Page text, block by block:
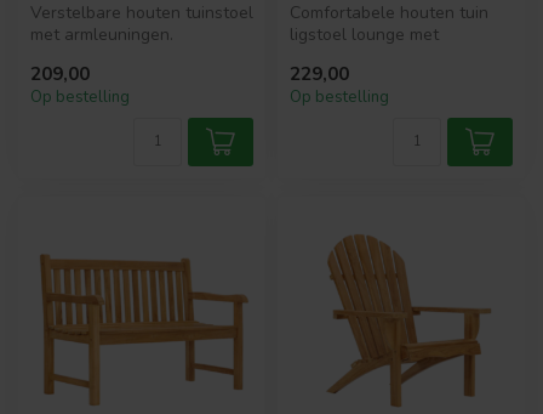
Verstelbare houten tuinstoel
met armleuningen.
ideaal v...
209,00
Op bestelling
Comfortabele houten tuin
ligstoel lounge met
Ideaal voor...
229,00
Op bestelling